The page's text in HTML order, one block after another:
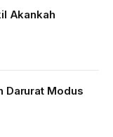
Akankah
Darurat Modus